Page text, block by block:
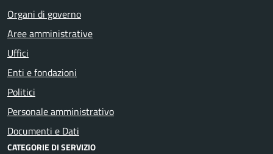
Organi di governo
Aree amministrative
Uffici
Enti e fondazioni
Politici
Personale amministrativo
Documenti e Dati
CATEGORIE DI SERVIZIO